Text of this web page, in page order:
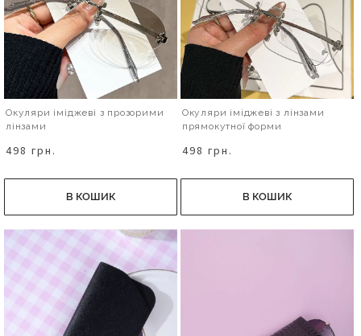
Окуляри іміджеві з прозорими
лінзами
498 грн.
В КОШИК
Окуляри іміджеві з лінзами
прямокутної форми
498 грн.
В КОШИК